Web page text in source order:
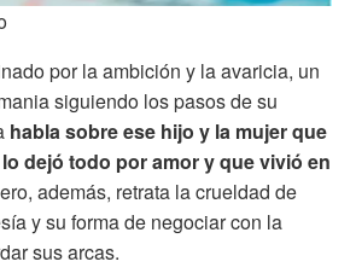
por la ambición y la avaricia, un
siguiendo los pasos de su
habla sobre ese hijo y la mujer que
dejó todo por amor y que vivió en
además, retrata la crueldad de
y su forma de negociar con la
sus arcas.